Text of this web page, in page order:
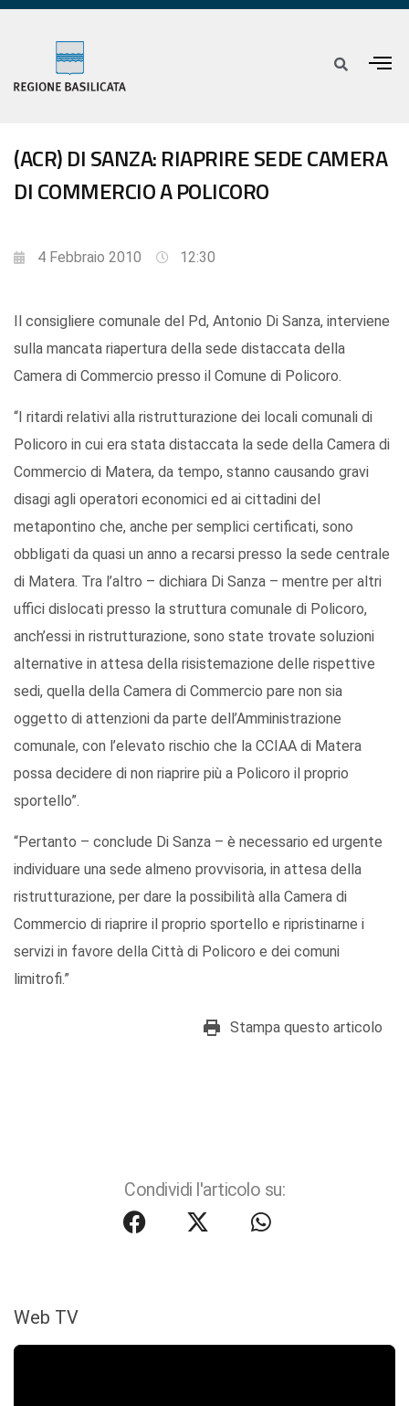
(ACR) DI SANZA: RIAPRIRE SEDE CAMERA
DI COMMERCIO A POLICORO
4 Febbraio 2010 12:30
Il consigliere comunale del Pd, Antonio Di Sanza, interviene
sulla mancata riapertura della sede distaccata della
Camera di Commercio presso il Comune di Policoro.
“I ritardi relativi alla ristrutturazione dei locali comunali di
Policoro in cui era stata distaccata la sede della Camera di
Commercio di Matera, da tempo, stanno causando gravi
disagi agli operatori economici ed ai cittadini del
metapontino che, anche per semplici certificati, sono
obbligati da quasi un anno a recarsi presso la sede centrale
di Matera. Tra l’altro – dichiara Di Sanza – mentre per altri
uffici dislocati presso la struttura comunale di Policoro,
anch’essi in ristrutturazione, sono state trovate soluzioni
alternative in attesa della risistemazione delle rispettive
sedi, quella della Camera di Commercio pare non sia
oggetto di attenzioni da parte dell’Amministrazione
comunale, con l’elevato rischio che la CCIAA di Matera
possa decidere di non riaprire più a Policoro il proprio
sportello”.
“Pertanto – conclude Di Sanza – è necessario ed urgente
individuare una sede almeno provvisoria, in attesa della
ristrutturazione, per dare la possibilità alla Camera di
Commercio di riaprire il proprio sportello e ripristinarne i
servizi in favore della Città di Policoro e dei comuni
limitrofi.”
Stampa questo articolo
Condividi l'articolo su:
Web TV